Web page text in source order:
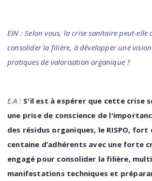
EIN : Selon vous, la crise sanitaire peut-elle
consolider la filière, à développer une
pratiques de valorisation organique ?
E.A : S'il est à espérer que cette crise
une prise de conscience de
des résidus organiques, le RISPO, fort
centaine d’adhérents avec une forte
engagé pour consolider la filière,
manifestations techniques et